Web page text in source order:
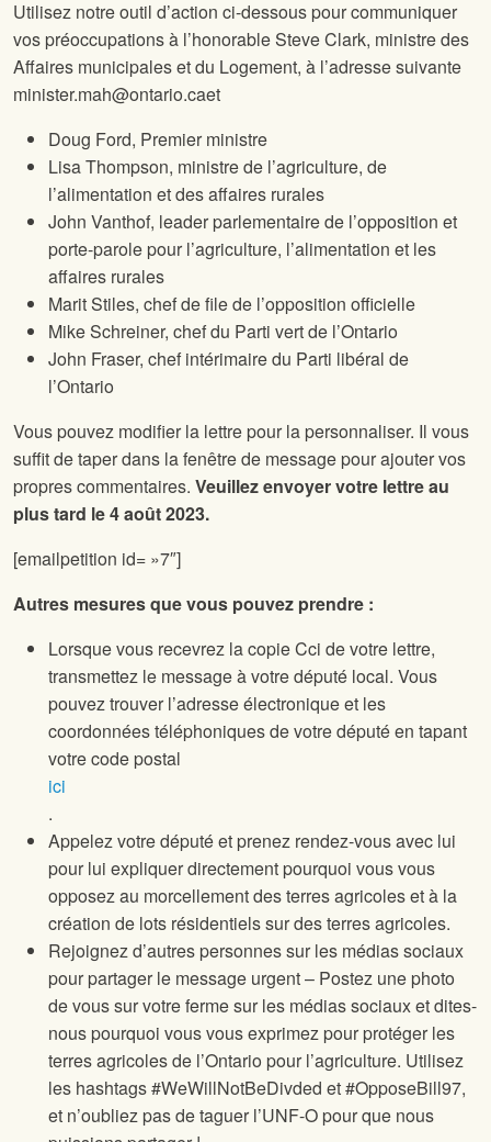
Utilisez notre outil d’action ci-dessous pour communiquer
vos préoccupations à l’honorable Steve Clark, ministre des
Affaires municipales et du Logement, à l’adresse suivante
minister.mah@ontario.caet
Doug Ford, Premier ministre
Lisa Thompson, ministre de l’agriculture, de
l’alimentation et des affaires rurales
John Vanthof, leader parlementaire de l’opposition et
porte-parole pour l’agriculture, l’alimentation et les
affaires rurales
Marit Stiles, chef de file de l’opposition officielle
Mike Schreiner, chef du Parti vert de l’Ontario
John Fraser, chef intérimaire du Parti libéral de
l’Ontario
Vous pouvez modifier la lettre pour la personnaliser. Il vous
suffit de taper dans la fenêtre de message pour ajouter vos
propres commentaires. Veuillez envoyer votre lettre au
plus tard le 4 août 2023.
[emailpetition id= »7″]
Autres mesures que vous pouvez prendre :
Lorsque vous recevrez la copie Cci de votre lettre,
transmettez le message à votre député local. Vous
pouvez trouver l’adresse électronique et les
coordonnées téléphoniques de votre député en tapant
votre code postal
ici
.
Appelez votre député et prenez rendez-vous avec lui
pour lui expliquer directement pourquoi vous vous
opposez au morcellement des terres agricoles et à la
création de lots résidentiels sur des terres agricoles.
Rejoignez d’autres personnes sur les médias sociaux
pour partager le message urgent – Postez une photo
de vous sur votre ferme sur les médias sociaux et dites-
nous pourquoi vous vous exprimez pour protéger les
terres agricoles de l’Ontario pour l’agriculture. Utilisez
les hashtags #WeWillNotBeDivded et #OpposeBill97,
et n’oubliez pas de taguer l’UNF-O pour que nous